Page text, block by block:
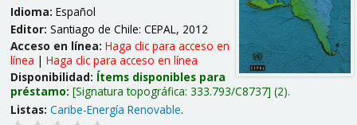
Idioma: Español
Editor: Santiago de Chile: CEPAL, 2012
Acceso en línea: Haga clic para acceso en
línea | Haga clic para acceso en línea
Disponibilidad: Ítems disponibles para
préstamo: Signatura topográfica: 333.793/C8737 (2).
Listas: Caribe-Energía Renovable.